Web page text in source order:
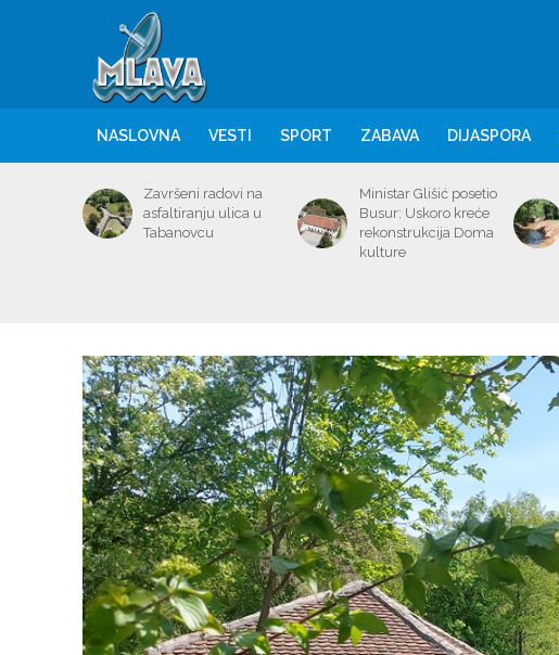
NASLOVNA VESTI SPORT ZABAVA DIJASPORA
Završeni radovi na
asfaltiranju ulica u
Tabanovcu
Ministar Glišić posetio
Busur: Uskoro kreće
rekonstrukcija Doma
kulture